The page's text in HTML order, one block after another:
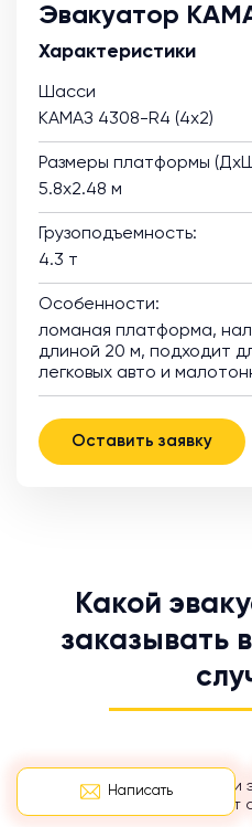
Написать
Эвакуатор
Характеристики
Шасси
КАМАЗ 4308-R4 (4х2)
Размеры платформы
5.8х2.48 м
Грузоподъемность:
4.3 т
Особенности:
ломаная платформа,
длиной 20 м, подходит
легковых авто и
Оставить заявку
Какой
заказывать
Выбор конкретной модели
преимущественно от